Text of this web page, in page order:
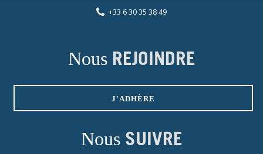
+33 6 30 35 38 49
Nous REJOINDRE
J'ADHÈRE
Nous SUIVRE